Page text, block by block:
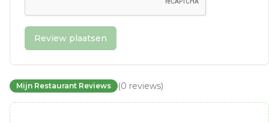
Review plaatsen
Mijn Restaurant Reviews (0 reviews)